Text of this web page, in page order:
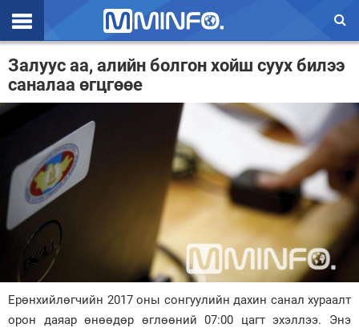
Эхлэл
Цаг агаар
Улс төр
Эдийн засаг
Үзэл бодол
Нийгэм
Дэлхий
Залуус аа, алийн болгон хойш суух билээ
саналаа өгцгөөе
Ерөнхийлөгчийн 2017 оны сонгуулийн дахин санал хураалт
орон даяар өнөөдөр өглөөний 07:00 цагт эхэллээ. Энэ